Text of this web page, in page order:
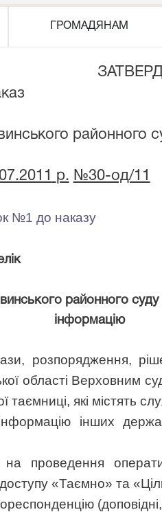
ГРОМАДЯНАМ
районного
07.2011 р. №30-од/11
№1 до наказу
районного
інформацію
розпорядження,
області Верховним
які містять
інших
проведення
«Таємно» та